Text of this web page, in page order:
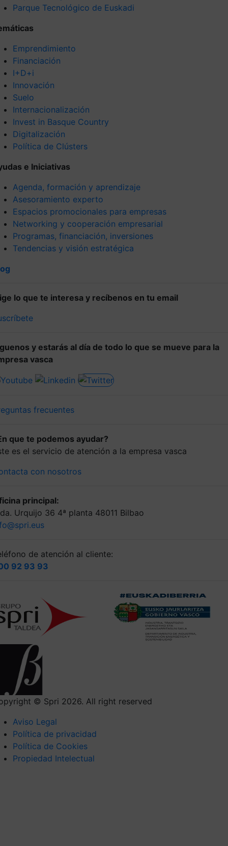
Parque Tecnológico de Euskadi
Emprendimiento
Financiación
I+D+i
Innovación
Suelo
Internacionalización
Invest in Basque Country
Digitalización
Política de Clústers
e Iniciativas
Agenda, formación y aprendizaje
Asesoramiento experto
Espacios promocionales para empresas
Networking y cooperación empresarial
Programas, financiación, inversiones
Tendencias y visión estratégica
lo que te interesa y recíbenos en tu email
y estarás al día de todo lo que se mueve para la
vasca
frecuentes
que te podemos ayudar?
es el servicio de atención a la empresa vasca
con nosotros
principal:
Urquijo 36 4ª planta 48011 Bilbao
de atención al cliente:
92 93 93
© Spri 2026. All right reserved
Aviso Legal
Política de privacidad
Política de Cookies
Propiedad Intelectual